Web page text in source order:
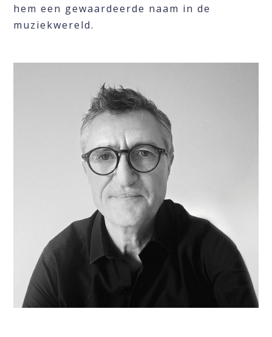
hem een gewaardeerde naam in de
muziekwereld.